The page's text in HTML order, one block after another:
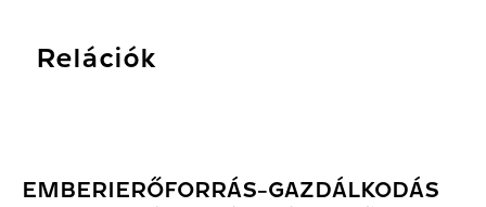
Relációk
EMBERIERŐFORRÁS-GAZDÁLKODÁS